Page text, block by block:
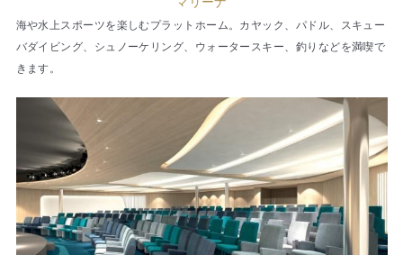
海や水上スポーツを楽しむプラットホーム。カヤック、パドル、スキュー
バダイビング、シュノーケリング、ウォータースキー、釣りなどを満喫で
きます。